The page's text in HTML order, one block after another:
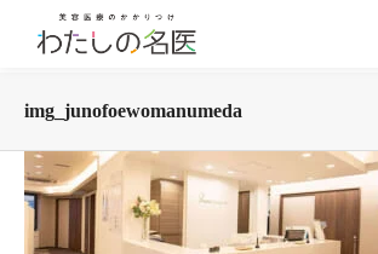
img_junofoewomanumeda